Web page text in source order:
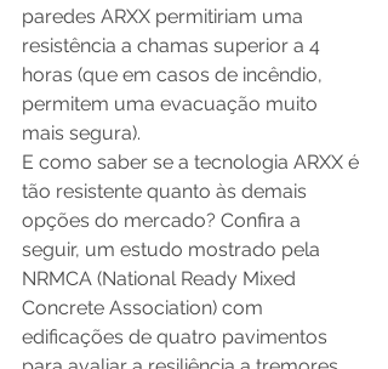
paredes ARXX permitiriam uma
resistência a chamas superior a 4
horas (que em casos de incêndio,
permitem uma evacuação muito
mais segura).
E como saber se a tecnologia ARXX é
tão resistente quanto às demais
opções do mercado? Confira a
seguir, um estudo mostrado pela
NRMCA (National Ready Mixed
Concrete Association) com
edificações de quatro pavimentos